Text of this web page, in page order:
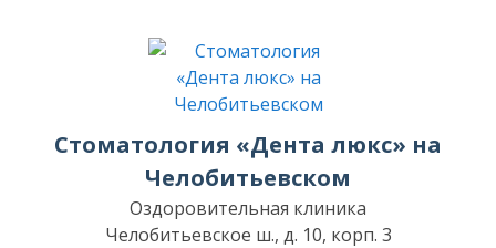
Стоматология «Дента люкс» на
Челобитьевском
Оздоровительная клиника
Челобитьевское ш., д. 10, корп. 3